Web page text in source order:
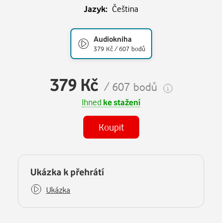
Jazyk: Čeština
Audiokniha
379 Kč / 607 bodů
379 Kč / 607 bodů
Ihned ke stažení
Koupit
Některé kapitoly již máte zakoupeny.
Ukázka k přehrátí
Ukázka